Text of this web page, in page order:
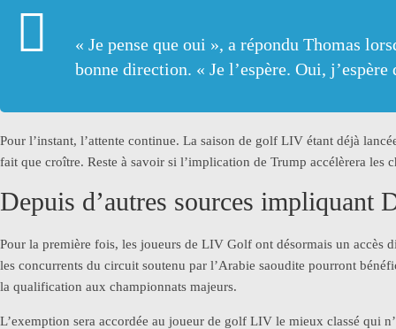
« Je pense que oui », a répondu Thomas
bonne direction. « Je l’espère. Oui, j’espère
Pour l’instant, l’attente continue. La saison de golf LIV étant déjà
fait que croître. Reste à savoir si l’implication de Trump accélèrera
Depuis d’autres sources impliquant
Pour la première fois, les joueurs de LIV Golf ont désormais un accès
les concurrents du circuit soutenu par l’Arabie saoudite pourront
la qualification aux championnats majeurs.
L’exemption sera accordée au joueur de golf LIV le mieux classé qui